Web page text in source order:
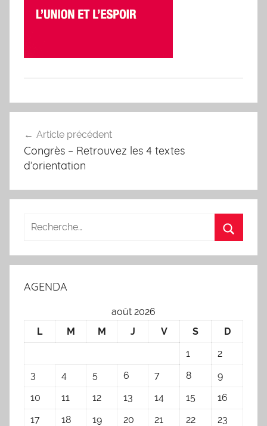
de
l’article
Article précédent
Congrès – Retrouvez les 4 textes
d’orientation
AGENDA
août 2026
L
M M J V S
D
1
2
3
4 5 6 7 8
9
10
11 12 13 14 15
16
17
18 19 20 21 22
23